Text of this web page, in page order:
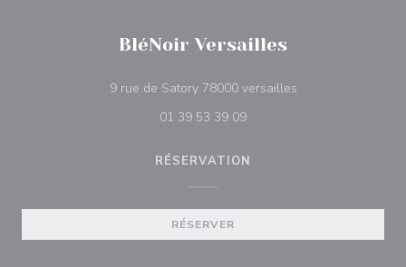
BléNoir Versailles
9 rue de Satory 78000 versailles((ouvre une
01 39 53 39 09
RÉSERVATION
RÉSERVER